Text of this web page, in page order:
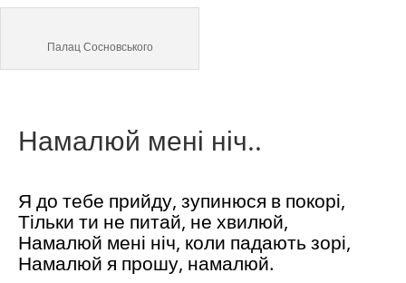
Палац Сосновського
Намалюй мені ніч..
Я до тебе прийду, зупинюся в покорі,
Тільки ти не питай, не хвилюй,
Намалюй мені ніч, коли падають зорі,
Намалюй я прошу, намалюй.